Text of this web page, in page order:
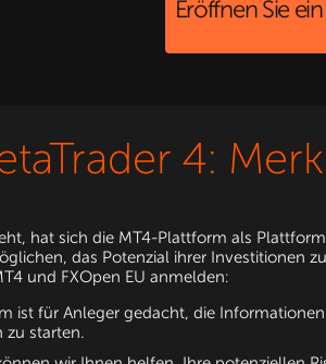
Eröffnen Sie
4:
hat sich die MT4-Plattform als
das Potenzial ihrer Investitionen
und FXOpen EU anmelden:
ist für Anleger gedacht, die
zu starten.